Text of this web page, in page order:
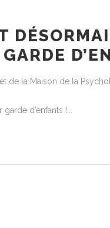
de la Maison de la
d’enfants !